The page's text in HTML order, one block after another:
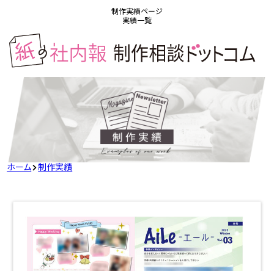
制作実績ページ
実績一覧
ホーム 制作実績